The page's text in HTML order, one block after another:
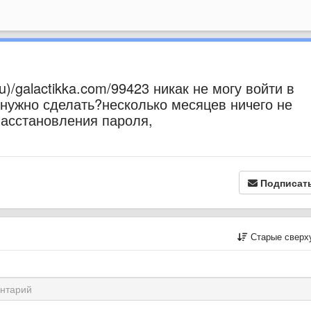
galactikka.com/99423 никак не могу войти в
сделать?несколько месяцев ничего не
пароля,
Старые